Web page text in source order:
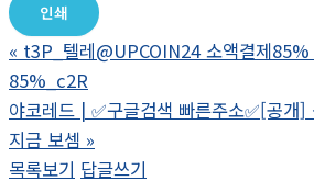
인쇄
« t3P_텔레@UPCOIN24 소액결제85%
85%_c2R
야코레드 | ✅구글검색 빠른주소✅[공개
지금 보셈 »
목록보기 답글쓰기